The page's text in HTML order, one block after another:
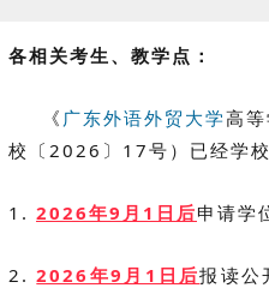
各相关考生、教学点：
《 广东外语外贸大学高
校〔2026〕17号）已经学
1. 2026年9月1日后申请学
2.2026年9月1日后报读公